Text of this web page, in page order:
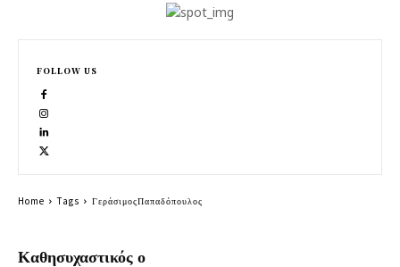
Καθησυχαστικός ο
FOLLOW US
Home Tags ΓεράσιμοςΠαπαδόπουλος